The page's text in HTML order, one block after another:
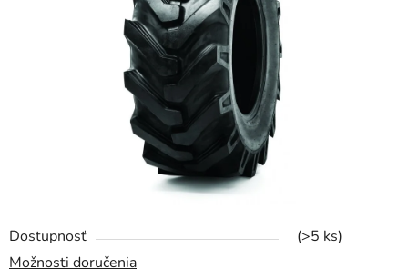
Dostupnosť
(>5 ks)
Možnosti doručenia